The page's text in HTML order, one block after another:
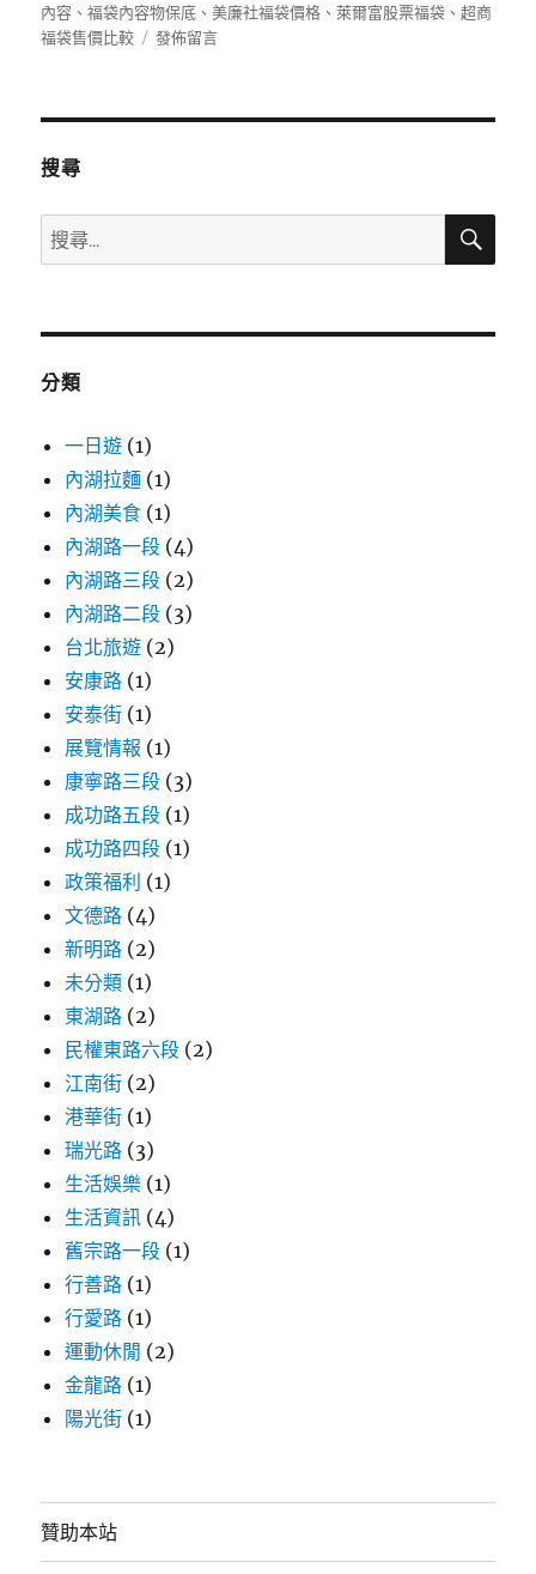
日
期:
內容 、福袋內容物保底 、美廉社福袋價格 、萊爾富股票福袋 、超商
福袋售價比較
在
袋
攻
11、
售
價/
內
物/CP
值
推
發佈留言
搜尋
搜
尋
鍵
搜
分類
一日遊 (1)
內湖拉麵 (1)
內湖美食 (1)
內湖路一段 (4)
內湖路三段 (2)
內湖路二段 (3)
台北旅遊 (2)
安康路 (1)
安泰街 (1)
展覽情報 (1)
康寧路三段 (3)
成功路五段 (1)
成功路四段 (1)
政策福利 (1)
文德路 (4)
新明路 (2)
未分類 (1)
東湖路 (2)
民權東路六段 (2)
江南街 (2)
港華街 (1)
瑞光路 (3)
生活娛樂 (1)
生活資訊 (4)
舊宗路一段 (1)
行善路 (1)
行愛路 (1)
運動休閒 (2)
金龍路 (1)
陽光街 (1)
贊助本站